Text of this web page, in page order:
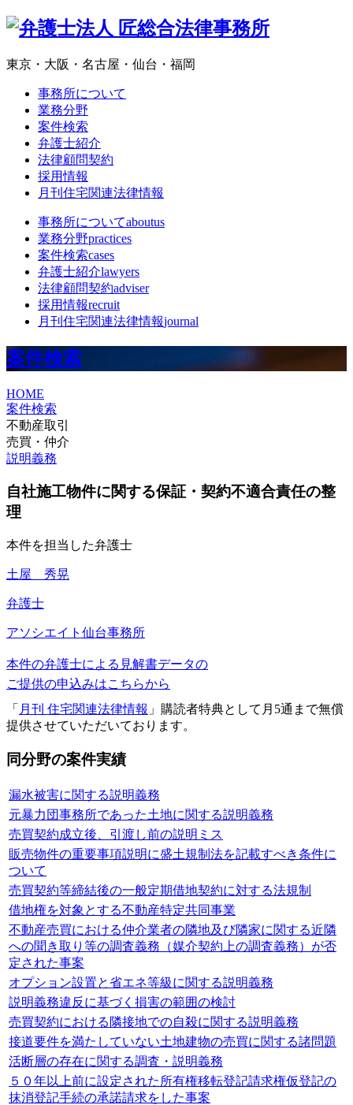
東京・大阪・名古屋・仙台・福岡
事務所について
業務分野
案件検索
弁護士紹介
法律顧問契約
採用情報
月刊住宅関連法律情報
事務所についてaboutus
業務分野practices
案件検索cases
弁護士紹介lawyers
法律顧問契約adviser
採用情報recruit
月刊住宅関連法律情報journal
案件検索
HOME
案件検索
不動産取引
売買・仲介
説明義務
自社施工物件に関する保証・契約不適合責任の整
理
本件を担当した弁護士
土屋 秀晃
弁護士
アソシエイト 仙台事務所
本件の弁護士による見解書データの
ご提供の申込みはこちらから
「 月刊 住宅関連法律情報 」購読者特典として月5通まで無償
提供させていただいております。
同分野の案件実績
漏水被害に関する説明義務
元暴力団事務所であった土地に関する説明義務
売買契約成立後、引渡し前の説明ミス
販売物件の重要事項説明に盛土規制法を記載すべき条件に
ついて
売買契約等締結後の一般定期借地契約に対する法規制
借地権を対象とする不動産特定共同事業
不動産売買における仲介業者の隣地及び隣家に関する近隣
への聞き取り等の調査義務（媒介契約上の調査義務）が否
定された事案
オプション設置と省エネ等級に関する説明義務
説明義務違反に基づく損害の範囲の検討
売買契約における隣接地での自殺に関する説明義務
接道要件を満たしていない土地建物の売買に関する諸問題
活断層の存在に関する調査・説明義務
５０年以上前に設定された所有権移転登記請求権仮登記の
抹消登記手続の承諾請求をした事案